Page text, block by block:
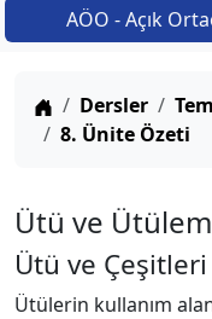
AÖO - Açık
Anasayfa
Dersler
8. Ünite Özeti
Ütü ve
Ütü ve Çeşitleri
Ütülerin kullanım